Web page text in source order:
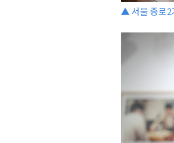
▲ 서울 종로2